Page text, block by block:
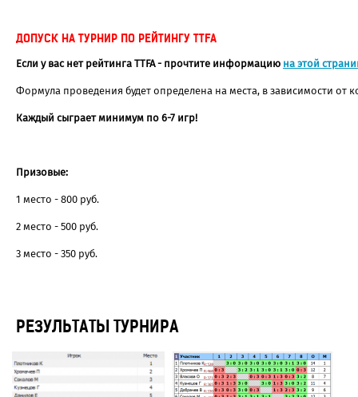
ДОПУСК НА ТУРНИР ПО РЕЙТИНГУ TTFA
Если у вас нет рейтинга TTFA - прочтите информациюна этой
Формула проведения будет определена на места, в зависимости от
Каждый сыграет минимум по 6-7 игр!
Призовые:
1 место - 800 руб.
2 место - 500 руб.
3 место - 350 руб.
РЕЗУЛЬТАТЫ ТУРНИРА